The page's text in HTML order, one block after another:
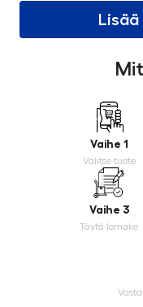
Vaihe 1
Valitse tuote
Vaihe 3
Täytä lomake